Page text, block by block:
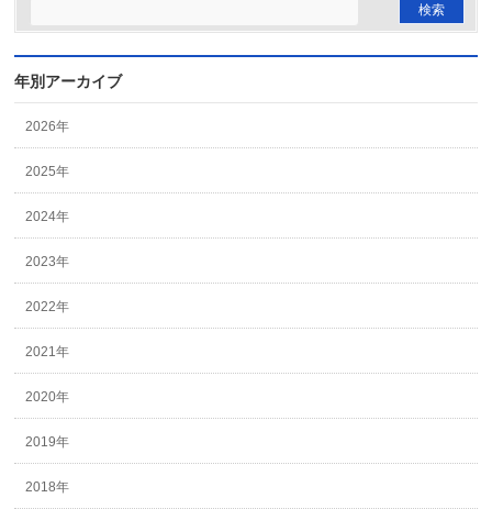
年別アーカイブ
2026年
2025年
2024年
2023年
2022年
2021年
2020年
2019年
2018年